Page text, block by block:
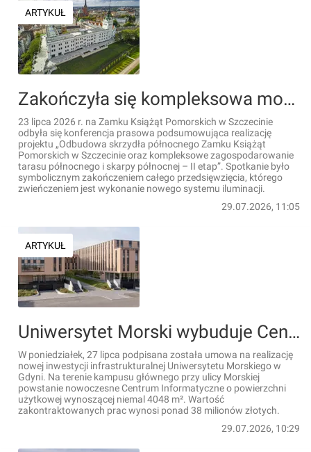
ARTYKUŁ
Zakończyła się kompleksowa modernizacja Zamku Książąt Pomorskich w Szczecinie [FILMY]
23 lipca 2026 r. na Zamku Książąt Pomorskich w Szczecinie
odbyła się konferencja prasowa podsumowująca realizację
projektu „Odbudowa skrzydła północnego Zamku Książąt
Pomorskich w Szczecinie oraz kompleksowe zagospodarowanie
tarasu północnego i skarpy północnej – II etap”. Spotkanie było
symbolicznym zakończeniem całego przedsięwzięcia, którego
zwieńczeniem jest wykonanie nowego systemu iluminacji.
29.07.2026, 11:05
ARTYKUŁ
Uniwersytet Morski wybuduje Centrum Informatyczne w Gdyni
W poniedziałek, 27 lipca podpisana została umowa na realizację
nowej inwestycji infrastrukturalnej Uniwersytetu Morskiego w
Gdyni. Na terenie kampusu głównego przy ulicy Morskiej
powstanie nowoczesne Centrum Informatyczne o powierzchni
użytkowej wynoszącej niemal 4048 m². Wartość
zakontraktowanych prac wynosi ponad 38 milionów złotych.
29.07.2026, 10:29